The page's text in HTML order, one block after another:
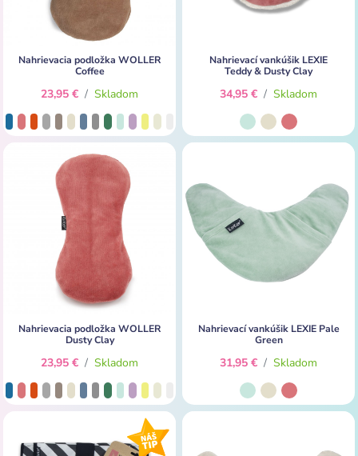
Nahrievacia podložka WOLLER
Coffee
23,95 € / Skladom
Nahrievací vankúšik LEXIE
Teddy & Dusty Clay
34,95 € / Skladom
Nahrievacia podložka WOLLER
Dusty Clay
23,95 € / Skladom
Nahrievací vankúšik LEXIE Pale
Green
31,95 € / Skladom